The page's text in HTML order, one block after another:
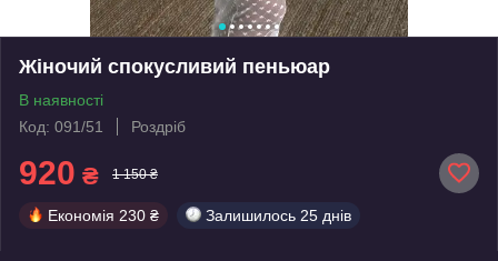
Жіночий спокусливий пеньюар
В наявності
Код: 091/51
Роздріб
920 ₴ 1 150 ₴
Економія 230 ₴ Залишилось 25 днів